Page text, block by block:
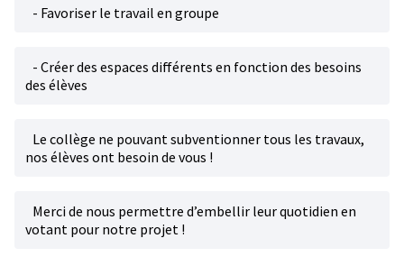
- Favoriser le travail en groupe
- Créer des espaces différents en fonction des besoins
des élèves
Le collège ne pouvant subventionner tous les travaux,
nos élèves ont besoin de vous !
Merci de nous permettre d’embellir leur quotidien en
votant pour notre projet !